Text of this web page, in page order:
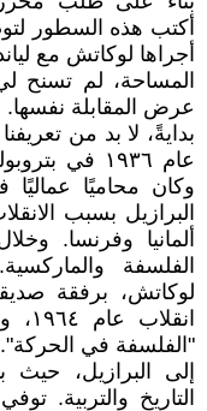
أكتب هذه السطور
المساحة، لم تسنح
عرض المقابلة نفسها.
بدايةً، لا بد من
عام ١٩٣٦
وكان محاميًا عماليًا
ألمانيا وفرنسا.
الفلسفة
لوكاتش، برفقة
إلى البرازيل، حيث